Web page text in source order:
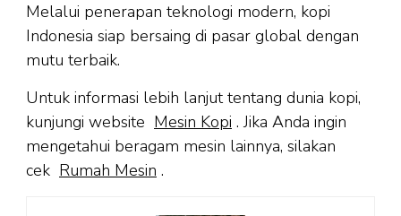
Melalui penerapan teknologi modern, kopi
Indonesia siap bersaing di pasar global dengan
mutu terbaik.
Untuk informasi lebih lanjut tentang dunia kopi,
kunjungi website Mesin Kopi . Jika Anda ingin
mengetahui beragam mesin lainnya, silakan
cek Rumah Mesin .